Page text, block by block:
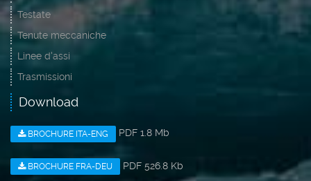
Testate
Tenute meccaniche
Linee d'assi
Trasmissioni
Download
BROCHURE ITA-ENG PDF 1.8 Mb
BROCHURE FRA-DEU PDF 526.8 Kb